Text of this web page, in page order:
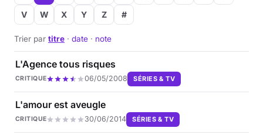
V
W X Y Z #
Trier par titre · date · note
L'Agence tous risques
CRITIQUE 06/05/2008 SÉRIES & TV
L'amour est aveugle
CRITIQUE 30/06/2014 SÉRIES & TV